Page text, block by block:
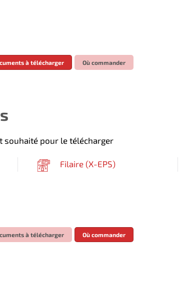
à télécharger Où commander
souhaité pour le télécharger
Filaire (X-EPS)
à télécharger Où commander